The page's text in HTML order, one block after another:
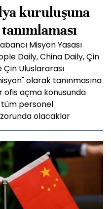
kuruluşuna
Misyon Yasası
Daily, China Daily, Çin
Çin Uluslararası
olarak tanınmasına
ofis açma konusunda
personel
olacaklar